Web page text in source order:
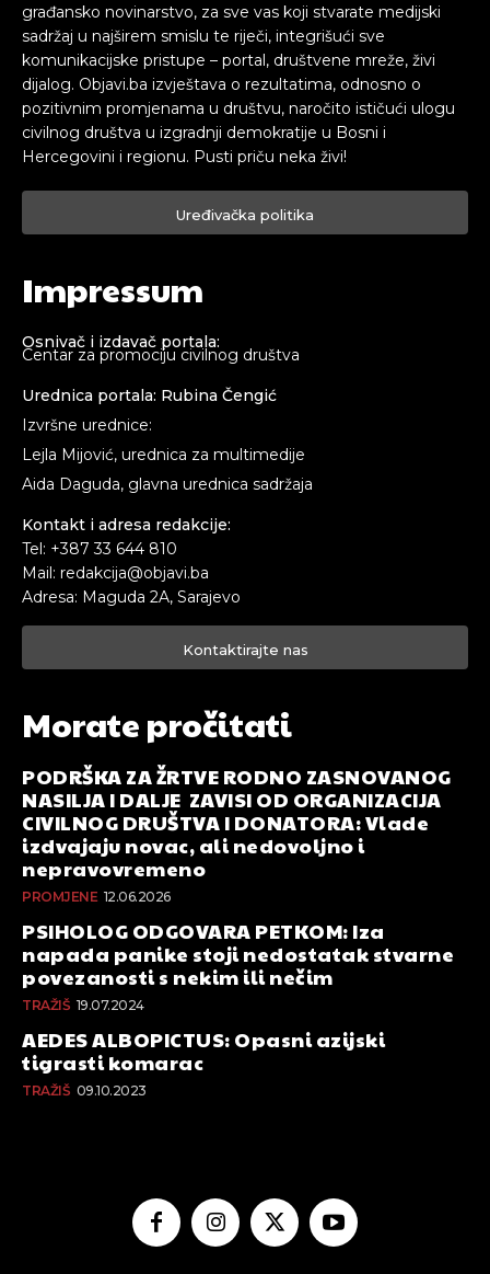
građansko novinarstvo, za sve vas koji stvarate medijski
sadržaj u najširem smislu te riječi, integrišući sve
komunikacijske pristupe – portal, društvene mreže, živi
dijalog. Objavi.ba izvještava o rezultatima, odnosno o
pozitivnim promjenama u društvu, naročito ističući ulogu
civilnog društva u izgradnji demokratije u Bosni i
Hercegovini i regionu. Pusti priču neka živi!
Uređivačka politika
Impressum
Osnivač i izdavač portala:
Centar za promociju civilnog društva
Urednica portala: Rubina Čengić
Izvršne urednice:
Lejla Mijović, urednica za multimedije
Aida Daguda, glavna urednica sadržaja
Kontakt i adresa redakcije:
Tel: +387 33 644 810
Mail: redakcija@objavi.ba
Adresa: Maguda 2A, Sarajevo
Kontaktirajte nas
Morate pročitati
PODRŠKA ZA ŽRTVE RODNO ZASNOVANOG
NASILJA I DALJE ZAVISI OD ORGANIZACIJA
CIVILNOG DRUŠTVA I DONATORA: Vlade
izdvajaju novac, ali nedovoljno i
nepravovremeno
PROMJENE 12.06.2026
PSIHOLOG ODGOVARA PETKOM: Iza
napada panike stoji nedostatak stvarne
povezanosti s nekim ili nečim
TRAŽIŠ 19.07.2024
AEDES ALBOPICTUS: Opasni azijski
tigrasti komarac
TRAŽIŠ 09.10.2023